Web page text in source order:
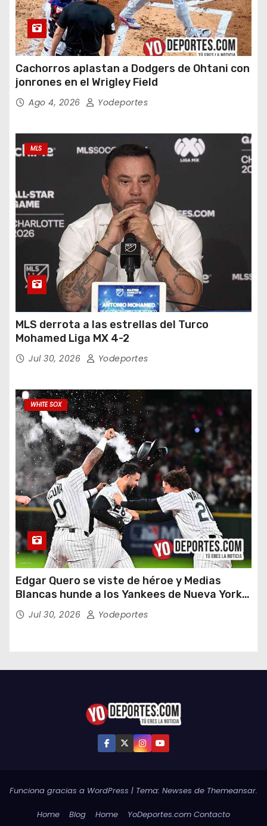
Cachorros aplastan a Dodgers de Ohtani con
jonrones en el Wrigley Field
Ago 4, 2026 Yodeportes
MLS
MLS derrota a las estrellas del Turco
Mohamed Liga MX 4-2
Jul 30, 2026 Yodeportes
WHITE SOX
Edgar Quero se viste de héroe y Medias
Blancas hunde a los Yankees de Nueva York
en doce entradas
Jul 30, 2026 Yodeportes
Funciona gracias a WordPress | Tema: Newses de Themeansar.
Home Blog Home YoDeportes.com Contacto